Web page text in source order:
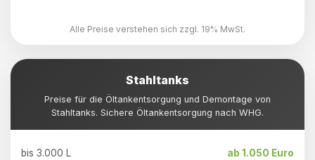
Alle Preise verstehen sich zzgl. 19% MwSt.
Stahltanks
Preise für die Öltankentsorgung und Demontage von
Stahltanks. Sichere Öltankentsorgung nach WHG.
bis 3.000 L ab 1.050 Euro